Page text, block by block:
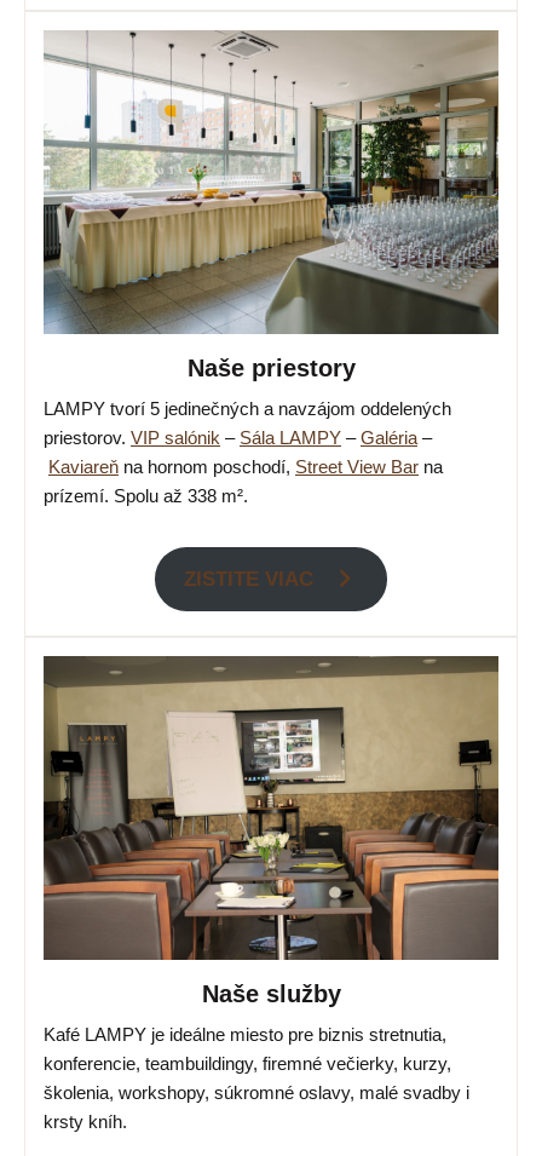
Naše priestory
LAMPY tvorí 5 jedinečných a navzájom oddelených
priestorov. VIP salónik – Sála LAMPY –Galéria –
Kaviareň na hornom poschodí, Street View Bar na
prízemí. Spolu až 338 m².
ZISTITE VIAC
Naše služby
Kafé LAMPY je ideálne miesto pre biznis stretnutia,
konferencie, teambuildingy, firemné večierky, kurzy,
školenia, workshopy, súkromné oslavy, malé svadby i
krsty kníh.